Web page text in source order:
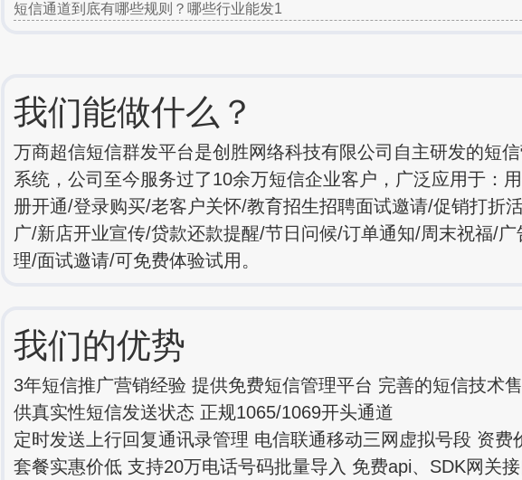
短信通道到底有哪些规则？哪些行业能发1
我们能做什么？
万商超信短信群发平台是创胜网络科技有限公司自主研发的短
系统，公司至今服务过了10余万短信企业客户，广泛应用于：
册开通/登录购买/老客户关怀/教育招生招聘面试邀请/促销打折
广/新店开业宣传/贷款还款提醒/节日问候/订单通知/周末祝福/广
理/面试邀请/可免费体验试用。
我们的优势
3年短信推广营销经验 提供免费短信管理平台 完善的短信技术
供真实性短信发送状态 正规1065/1069开头通道
定时发送上行回复通讯录管理 电信联通移动三网虚拟号段 资费
套餐实惠价低 支持20万电话号码批量导入 免费api、SDK网关